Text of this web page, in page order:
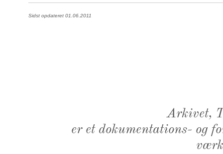
Sidst opdateret 01.06.2011
Arkivet,
er et dokumentations- og